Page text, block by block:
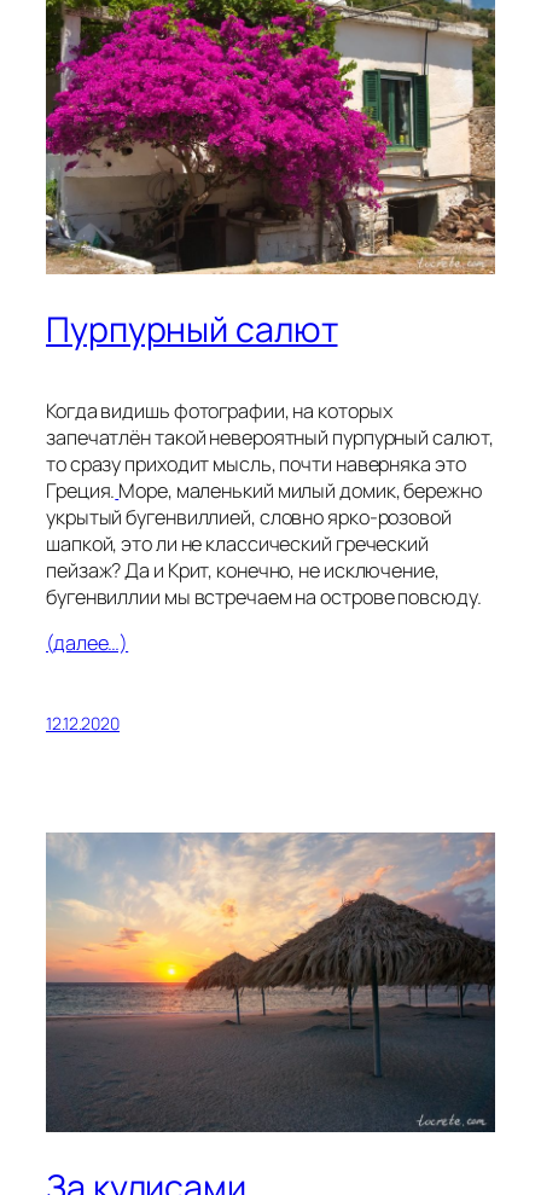
Пурпурный салют
Когда видишь фотографии, на которых
запечатлён такой невероятный пурпурный салют,
то сразу приходит мысль, почти наверняка это
Греция. Море, маленький милый домик, бережно
укрытый бугенвиллией, словно ярко-розовой
шапкой, это ли не классический греческий
пейзаж? Да и Крит, конечно, не исключение,
бугенвиллии мы встречаем на острове повсюду.
(далее…)
12.12.2020